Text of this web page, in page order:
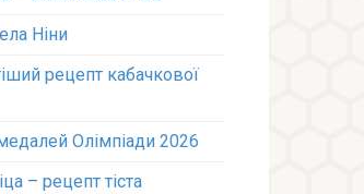
Ніни
рецепт кабачкової
Олімпіади 2026
– рецепт тіста